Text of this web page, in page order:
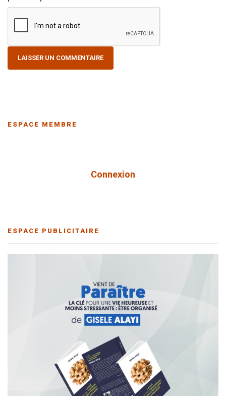
ESPACE MEMBRE
Connexion
ESPACE PUBLICITAIRE